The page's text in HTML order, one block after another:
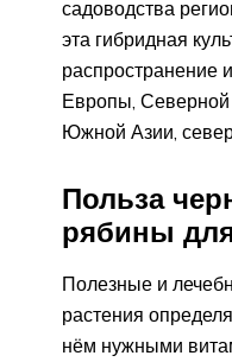
садоводства
эта гибридная
распространение
Европы,
Южной Азии,
Польза
рябины
Полезные и
растения
нём нужными